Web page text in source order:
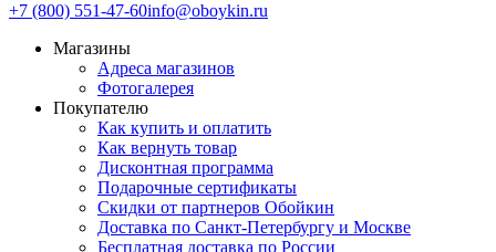
+7 (800) 551-47-60info@oboykin.ru
Магазины
Адреса магазинов
Фотогалерея
Покупателю
Как купить и оплатить
Как вернуть товар
Дисконтная программа
Подарочные сертификаты
Скидки от партнеров Обойкин
Доставка по Санкт-Петербургу и Москве
Бесплатная доставка по России